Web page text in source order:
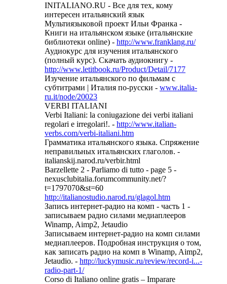
INITALIANO.RU - Все для тех, кому
интересен итальянский язык
Мультиязыковой проект Ильи Франка -
Книги на итальянском языке (итальянские
библиотеки online) - http://www.franklang.ru/
Аудиокурс для изучения итальянского
(полный курс). Скачать аудиокнигу -
http://www.letitbook.ru/Product/Detail/7177
Изучение итальянского по фильмам с
субтитрами | Италия по-русски - www.italia-
ru.it/node/20023
VERBI ITALIANI
Verbi Italiani: la coniugazione dei verbi italiani
regolari e irregolari!. - http://www.italian-
verbs.com/verbi-italiani.htm
Грамматика итальянского языка. Спряжение
неправильных итальянских глаголов. -
italianskij.narod.ru/verbir.html
Barzellette 2 - Parliamo di tutto - page 5 -
nexusclubitalia.forumcommunity.net/?
t=1797070&st=60
http://italianostudio.narod.ru/glagol.htm
Запись интернет-радио на комп - часть 1 -
записываем радио силами медиаплееров
Winamp, Aimp2, Jetaudio
Записываем интернет-радио на комп силами
медиаплееров. Подробная инструкция о том,
как записать радио на комп в Winamp, Aimp2,
Jetaudio. - http://luckymusic.ru/review/record-i...-
radio-part-1/
Corso di Italiano online gratis – Imparare